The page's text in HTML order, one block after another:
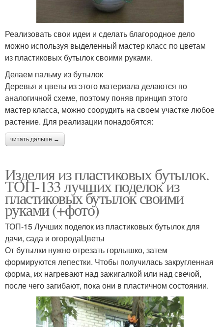
Реализовать свои идеи и сделать благородное дело
можно используя выделенный мастер класс по цветам
из пластиковых бутылок своими руками.
Делаем пальму из бутылок
Деревья и цветы из этого материала делаются по
аналогичной схеме, поэтому поняв принцип этого
мастер класса, можно соорудить на своем участке любое
растение. Для реализации понадобятся:
читать дальше →
Изделия из пластиковых бутылок.
ТОП-133 лучших поделок из
пластиковых бутылок своими
руками (+фото)
ТОП-15 Лучших поделок из пластиковых бутылок для
дачи, сада и огородаЦветы
От бутылки нужно отрезать горлышко, затем
формируются лепестки. Чтобы получилась закругленная
форма, их нагревают над зажигалкой или над свечой,
после чего загибают, пока они в пластичном состоянии.